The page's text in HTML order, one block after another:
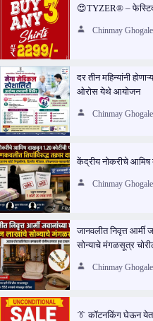
😍TYZER® –
Chinmay Ghogale
दर तीन महिन्यांनी
ओरोस येथे आयोजन
Chinmay Ghogale
केंद्रीय नोकरीचे
Chinmay Ghogale
जानवलीत निवृत्त आर्मी
सोन्याचे मंगळसूत्र
Chinmay Ghogale
👔 कॉटनकिंग घेऊन येत